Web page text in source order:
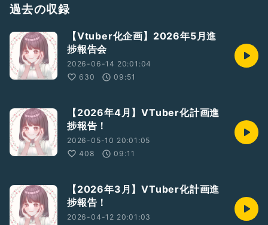
[一言]
クリスマスにもっとキュンキュンする思い出欲しかったぜ……
過去の収録
【Vtuber化企画】2026年5月進
捗報告会
2026-06-14 20:01:04
630
09:51
【2026年4月】VTuber化計画進
捗報告！
2026-05-10 20:01:05
408
09:11
【2026年3月】VTuber化計画進
捗報告！
2026-04-12 20:01:03